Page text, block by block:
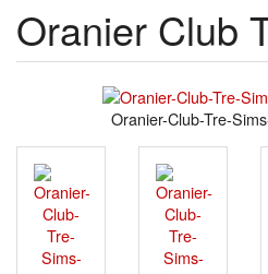
Oranier Club
Oranier-Club-Tre-